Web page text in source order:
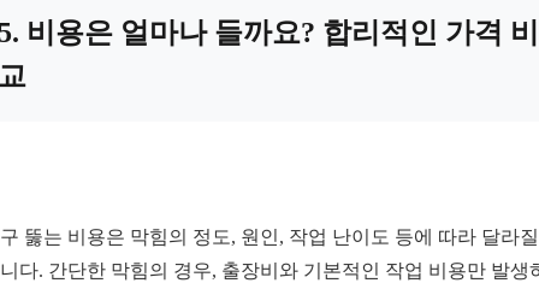
비용은 얼마나 들까요? 합리적인 가격 비
뚫는 비용은 막힘의 정도, 원인, 작업 난이도 등에 따라 달라
다. 간단한 막힘의 경우, 출장비와 기본적인 작업 비용만 발생